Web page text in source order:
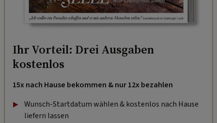
Ihr Vorteil: Drei Ausgaben
kostenlos
15x nach Hause bekommen & nur 12x bezahlen
Wunsch-Startdatum wählen & kostenlos nach Hause
liefern lassen